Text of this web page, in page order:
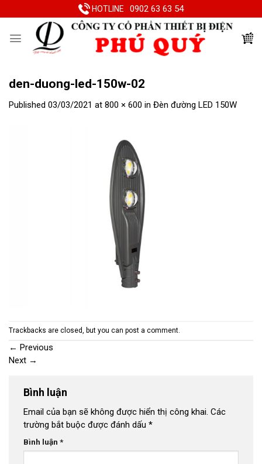
to
HOTLINE 0902 63 63 54
den-duong-led-150w-02
Published 03/03/2021 at 800 × 600 in Đèn đường LED 150W
Trackbacks are closed, but you can post a comment.
← Previous
Next →
Bình luận
Email của bạn sẽ không được hiển thị công khai. Các
trường bắt buộc được đánh dấu *
Bình luận *